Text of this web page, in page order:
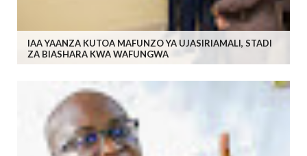
IAA YAANZA KUTOA MAFUNZO YA UJASIRIAMALI, STADI
ZA BIASHARA KWA WAFUNGWA